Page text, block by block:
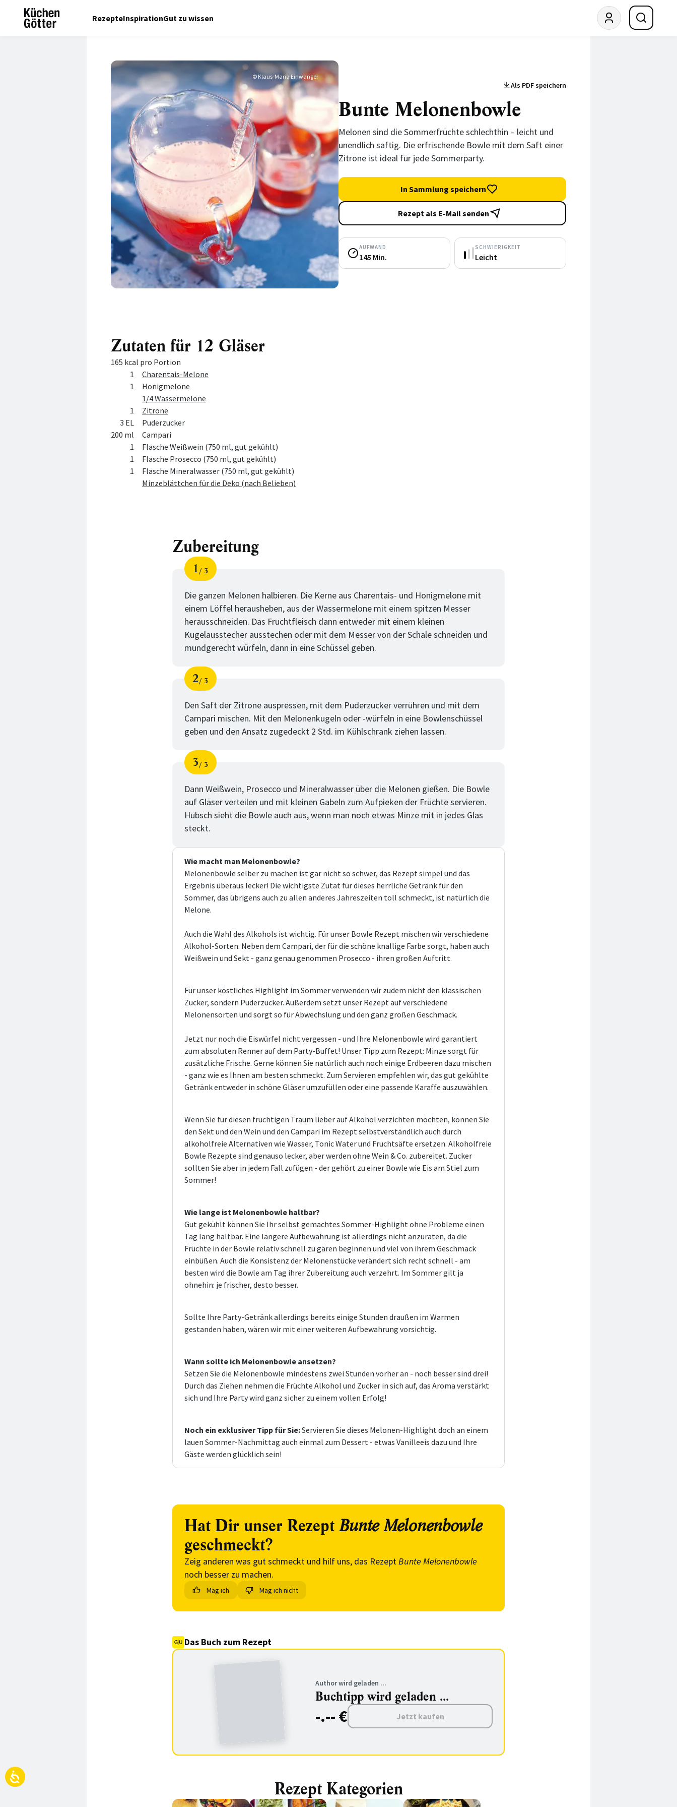
RezepteInspirationGut zu wissen
© Klaus-Maria Einwanger
Als PDF speichern
Bunte Melonenbowle
Melonen sind die Sommerfrüchte schlechthin – leicht und
unendlich saftig. Die erfrischende Bowle mit dem Saft einer
Zitrone ist ideal für jede Sommerparty.
In Sammlung speichern
Rezept als E-Mail senden
AUFWAND
145 Min.
SCHWIERIGKEIT
Leicht
Zutaten für 12 Gläser
165 kcal pro Portion
Menge Zutat
1
Charentais-Melone
1
Honigmelone
1/4 Wassermelone
1
Zitrone
3 EL
Puderzucker
200 ml
Campari
1
Flasche Weißwein (750 ml, gut gekühlt)
1
Flasche Prosecco (750 ml, gut gekühlt)
1
Flasche Mineralwasser (750 ml, gut gekühlt)
Minzeblättchen für die Deko (nach Belieben)
Zubereitung
Schritt
1
von
3
Die ganzen Melonen halbieren. Die Kerne aus Charentais- und Honigmelone mit
einem Löffel herausheben, aus der Wassermelone mit einem spitzen Messer
herausschneiden. Das Fruchtfleisch dann entweder mit einem kleinen
Kugelausstecher ausstechen oder mit dem Messer von der Schale schneiden und
mundgerecht würfeln, dann in eine Schüssel geben.
Schritt
2
von
3
Den Saft der Zitrone auspressen, mit dem Puderzucker verrühren und mit dem
Campari mischen. Mit den Melonenkugeln oder -würfeln in eine Bowlenschüssel
geben und den Ansatz zugedeckt 2 Std. im Kühlschrank ziehen lassen.
Schritt
3
von
3
Dann Weißwein, Prosecco und Mineralwasser über die Melonen gießen. Die Bowle
auf Gläser verteilen und mit kleinen Gabeln zum Aufpieken der Früchte servieren.
Hübsch sieht die Bowle auch aus, wenn man noch etwas Minze mit in jedes Glas
steckt.
Wie macht man Melonenbowle?
Melonenbowle selber zu machen ist gar nicht so schwer, das Rezept simpel und das
Ergebnis überaus lecker! Die wichtigste Zutat für dieses herrliche Getränk für den
Sommer, das übrigens auch zu allen anderes Jahreszeiten toll schmeckt, ist natürlich die
Melone.
Auch die Wahl des Alkohols ist wichtig. Für unser Bowle Rezept mischen wir verschiedene
Alkohol-Sorten: Neben dem Campari, der für die schöne knallige Farbe sorgt, haben auch
Weißwein und Sekt - ganz genau genommen Prosecco - ihren großen Auftritt.
Für unser köstliches Highlight im Sommer verwenden wir zudem nicht den klassischen
Zucker, sondern Puderzucker. Außerdem setzt unser Rezept auf verschiedene
Melonensorten und sorgt so für Abwechslung und den ganz großen Geschmack.
Jetzt nur noch die Eiswürfel nicht vergessen - und Ihre Melonenbowle wird garantiert
zum absoluten Renner auf dem Party-Buffet! Unser Tipp zum Rezept: Minze sorgt für
zusätzliche Frische. Gerne können Sie natürlich auch noch einige Erdbeeren dazu mischen
- ganz wie es Ihnen am besten schmeckt. Zum Servieren empfehlen wir, das gut gekühlte
Getränk entweder in schöne Gläser umzufüllen oder eine passende Karaffe auszuwählen.
Wenn Sie für diesen fruchtigen Traum lieber auf Alkohol verzichten möchten, können Sie
den Sekt und den Wein und den Campari im Rezept selbstverständlich auch durch
alkoholfreie Alternativen wie Wasser, Tonic Water und Fruchtsäfte ersetzen. Alkoholfreie
Bowle Rezepte sind genauso lecker, aber werden ohne Wein & Co. zubereitet. Zucker
sollten Sie aber in jedem Fall zufügen - der gehört zu einer Bowle wie Eis am Stiel zum
Sommer!
Wie lange ist Melonenbowle haltbar?
Gut gekühlt können Sie Ihr selbst gemachtes Sommer-Highlight ohne Probleme einen
Tag lang haltbar. Eine längere Aufbewahrung ist allerdings nicht anzuraten, da die
Früchte in der Bowle relativ schnell zu gären beginnen und viel von ihrem Geschmack
einbüßen. Auch die Konsistenz der Melonenstücke verändert sich recht schnell - am
besten wird die Bowle am Tag ihrer Zubereitung auch verzehrt. Im Sommer gilt ja
ohnehin: je frischer, desto besser.
Sollte Ihre Party-Getränk allerdings bereits einige Stunden draußen im Warmen
gestanden haben, wären wir mit einer weiteren Aufbewahrung vorsichtig.
Wann sollte ich Melonenbowle ansetzen?
Setzen Sie die Melonenbowle mindestens zwei Stunden vorher an - noch besser sind drei!
Durch das Ziehen nehmen die Früchte Alkohol und Zucker in sich auf, das Aroma verstärkt
sich und Ihre Party wird ganz sicher zu einem vollen Erfolg!
Noch ein exklusiver Tipp für Sie:Servieren Sie dieses Melonen-Highlight doch an einem
lauen Sommer-Nachmittag auch einmal zum Dessert - etwas Vanilleeis dazu und Ihre
Gäste werden glücklich sein!
Hat Dir unser Rezept Bunte Melonenbowle
geschmeckt?
Zeig anderen was gut schmeckt und hilf uns, das RezeptBunte Melonenbowle
noch besser zu machen.
Mag ich Mag ich nicht
Das Buch zum Rezept
Author wird geladen ...
Buchtipp wird geladen ...
-.-- € Jetzt kaufen
Rezept Kategorien